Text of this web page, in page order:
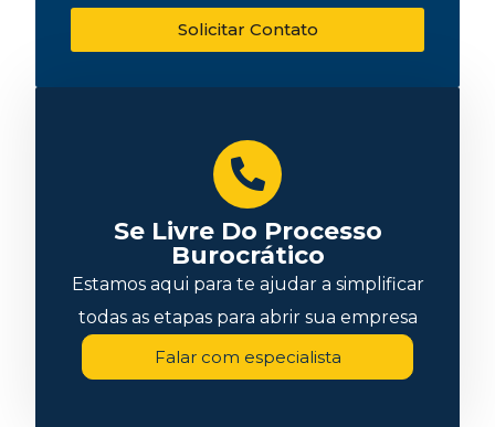
Solicitar Contato
Se Livre Do Processo
Burocrático
Estamos aqui para te ajudar a simplificar
todas as etapas para abrir sua empresa
Falar com especialista